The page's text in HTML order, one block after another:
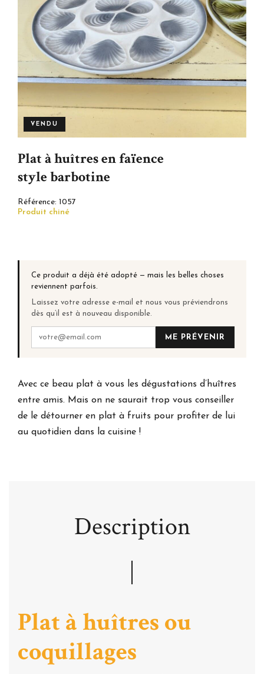
VENDU
Plat à huîtres en faïence
style barbotine
Référence: 1057
Produit chiné
Ce produit a déjà été adopté — mais les belles choses
reviennent parfois.
Laissez votre adresse e-mail et nous vous préviendrons
dès qu’il est à nouveau disponible.
ME PRÉVENIR
Avec ce beau plat à vous les dégustations d’huîtres
entre amis. Mais on ne saurait trop vous conseiller
de le détourner en plat à fruits pour profiter de lui
au quotidien dans la cuisine !
Description
Plat à huîtres ou
coquillages